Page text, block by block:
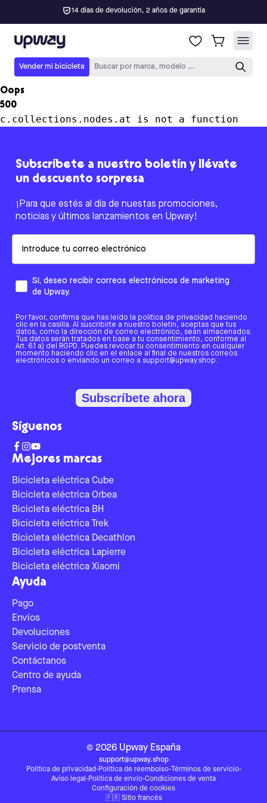
14 días de devolución, 2 años de garantía
Upway
Vender mi bicicleta Buscar por marca, modelo ...
Oops
500
c.collections.nodes.at is not a function
Mejores marcas
Bicicleta eléctrica Cube
Bicicleta eléctrica Orbea
Bicicleta eléctrica BH
Bicicleta eléctrica Trek
Bicicleta eléctrica Decathlon
Bicicleta eléctrica Lapierre
Bicicleta eléctrica Xiaomi
Ayuda
Pago
Envíos
Devoluciones
Servicio de postventa
Contáctanos
Centro de ayuda
Prensa
Subscríbete a nuestro boletín y llévate
un descuento sorpresa
¡Para que estés al día de nuestas promociones,
noticias y últimos lanzamientos en Upway!
Sí, deseo recibir correos electrónicos de marketing
de Upway.
Por favor, confirma que has leído la política de privacidad haciendo
clic en la casilla. Al suscribirte a nuestro boletín, aceptas que tus
datos, como la dirección de correo electrónico, sean almacenados.
Tus datos serán tratados en base a tu consentimiento, conforme al
Art. 6.1 a) del RGPD. Puedes revocar tu consentimiento en cualquier
momento haciendo clic en el enlace al final de nuestros correos
electrónicos o enviando un correo a support@upway.shop.
Subscríbete ahora
Síguenos
© 2026 Upway España
support@upway.shop
Política de privacidad-Política de reembolso-Términos de servicio-
Aviso legal -Política de envío-Condiciones de venta
Configuración de cookies
🇫🇷 Sitio francés